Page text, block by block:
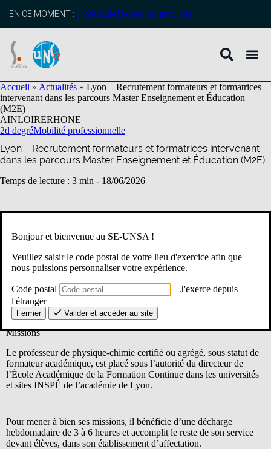
principal
EN CE MOMENT : profitez de l’adhésion anticipée
Accueil » Actualités » Lyon – Recrutement formateurs et formatrices
intervenant dans les parcours Master Enseignement et Éducation
(M2E)
AINLOIRERHONE
2d degréMobilité professionnelle
Lyon – Recrutement formateurs et formatrices intervenant
dans les parcours Master Enseignement et Éducation (M2E)
Temps de lecture : 3 min - 18/06/2026
L’Ecole Académique de la Formation Continue (EAFC)) recrute,
assurer des missions de formation au sein des parcours Master
Enseignement et Education (M2E).
Ces postes sont à pourvoir au 1er septembre 2026.
Missions
Le professeur de physique-chimie certifié ou agrégé, sous statut de
formateur académique, est placé sous l’autorité du directeur de
l’École Académique de la Formation Continue dans les universités
et sites INSPÉ de l’académie de Lyon.
Pour mener à bien ses missions, il bénéficie d’une décharge
hebdomadaire de 3 à 6 heures et accomplit le reste de son service
devant élèves, dans son établissement d’affectation.
Bonjour et bienvenue au SE-UNSA !
Veuillez saisir le code postal de votre lieu d'exercice afin que
nous puissions personnaliser votre expérience.
Code postal
J'exerce depuis
l'étranger
Fermer Valider et accéder au site